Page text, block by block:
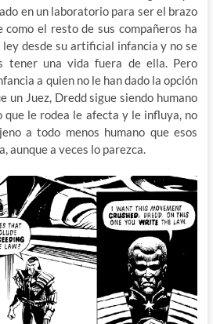
en un laboratorio para ser el brazo
el resto de sus compañeros ha
desde su artificial infancia y no se
tener una vida fuera de ella. Pero
a quien no le han dado la opción
un Juez, Dredd sigue siendo humano
que le rodea le afecta y le influya, no
a todo menos humano que esos
aunque a veces lo parezca.